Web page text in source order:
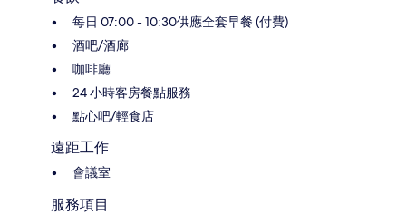
每日 07:00 - 10:30供應全套早餐 (付費)
酒吧/酒廊
咖啡廳
24 小時客房餐點服務
點心吧/輕食店
遠距工作
會議室
服務項目